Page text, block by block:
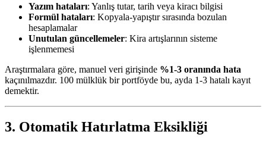
Yazım hataları: Yanlış tutar, tarih veya kiracı bilgisi
Formül hataları: Kopyala-yapıştır sırasında bozulan
hesaplamalar
Unutulan güncellemeler: Kira artışlarının sisteme
işlenmemesi
Araştırmalara göre, manuel veri girişinde %1-3 oranında hata
kaçınılmazdır. 100 mülklük bir portföyde bu, ayda 1-3 hatalı kayıt
demektir.
3. Otomatik Hatırlatma Eksikliği